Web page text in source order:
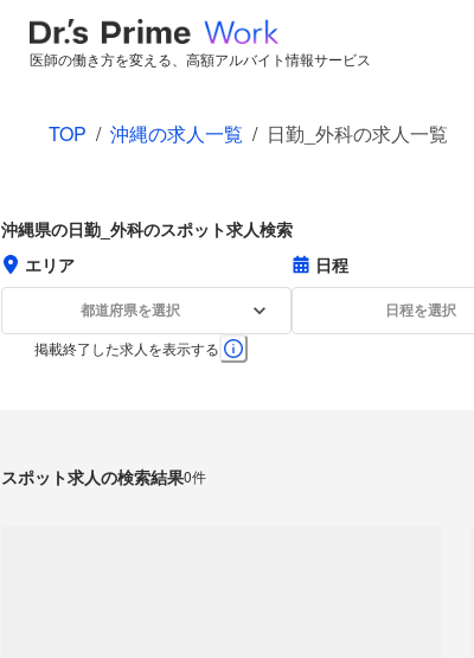
医師の働き方を変える、高額アルバイト情報サービス
TOP / 沖縄の求人一覧 / 日勤_外科の求人一覧
沖縄県の日勤_外科のスポット求人検索
エリア
都道府県を選択
日程
日程を選択
掲載終了した求人を表示する
スポット求人の検索結果0件